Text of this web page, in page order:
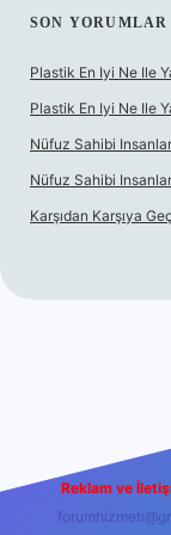
SON YORUMLAR
Plastik En Iyi Ne Ile
Plastik En Iyi Ne Ile
Nüfuz Sahibi
Nüfuz Sahibi
Karşıdan Karşıya
Reklam ve